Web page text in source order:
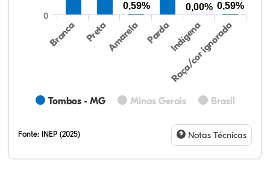
Tombos - MG Minas Gerais Brasil
Branca PretaAmarela PardaIndígena
Raça/cor ignorada
0
0,59% 0,00% 0,59%
Fonte: INEP (2025) Notas Técnicas